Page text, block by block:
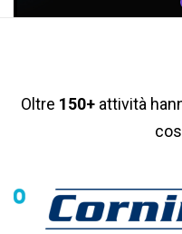
Oltre 150+ attività